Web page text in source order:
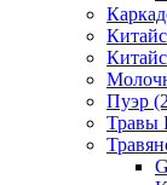
Пуэр
Травы